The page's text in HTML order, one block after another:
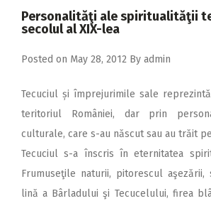
2009
Personalităţi ale spiritualităţii
secolul al XIX-lea
Posted on May 28, 2012 By admin
Tecuciul și împrejurimile sale
teritoriul României, dar prin
culturale, care s-au născut sau au trăit
Tecuciul s-a înscris în eternitatea
Frumuseţile naturii, pitorescul
lină a Bârladului şi Tecucelului, firea